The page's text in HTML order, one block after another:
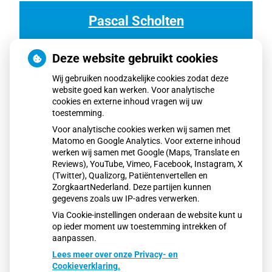
d
a
v
a
n
d
e
r
l
Pascal Scholten
Lees meerP
a
s
c
a
c
Deze website gebruikt cookies
Wij gebruiken noodzakelijke cookies zodat deze
website goed kan werken. Voor analytische
cookies en externe inhoud vragen wij uw
toestemming.
Voor analytische cookies werken wij samen met
Matomo en Google Analytics. Voor externe inhoud
werken wij samen met Google (Maps, Translate en
Reviews), YouTube, Vimeo, Facebook, Instagram, X
(Twitter), Qualizorg, Patiëntenvertellen en
ZorgkaartNederland. Deze partijen kunnen
gegevens zoals uw IP-adres verwerken.
Via Cookie-instellingen onderaan de website kunt u
op ieder moment uw toestemming intrekken of
aanpassen.
Lees meer over onze Privacy- en
Cookieverklaring.